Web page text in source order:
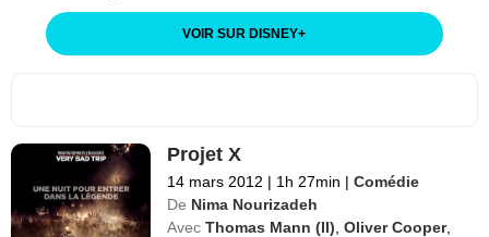
VOIR SUR DISNEY+
Projet X
14 mars 2012 | 1h 27min | Comédie
De Nima Nourizadeh
Avec Thomas Mann (II) ,Oliver Cooper,